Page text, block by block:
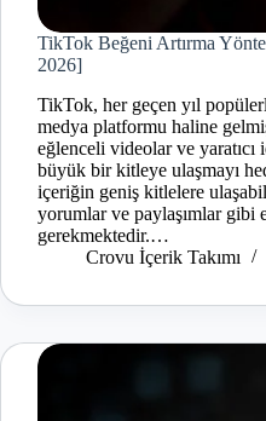
TikTok Beğeni Artırma
2026]
TikTok, her geçen yıl
medya platformu haline
eğlenceli videolar ve
büyük bir kitleye ulaşmayı
içeriğin geniş kitlelere
yorumlar ve paylaşımlar gibi
gerekmektedir.…
Crovu İçerik Takımı